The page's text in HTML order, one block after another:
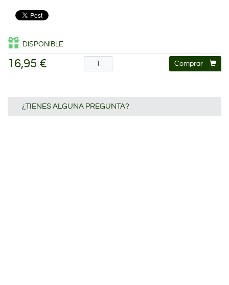
DISPONIBLE
16,95 € Comprar
¿TIENES ALGUNA PREGUNTA?